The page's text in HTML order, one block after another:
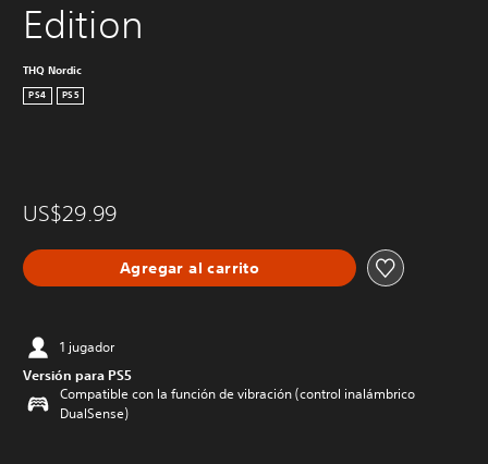
Edition
THQ Nordic
PS4 PS5
US$29.99
Agregar al carrito
1 jugador
Versión para PS5
Compatible con la función de vibración (control inalámbrico
DualSense)